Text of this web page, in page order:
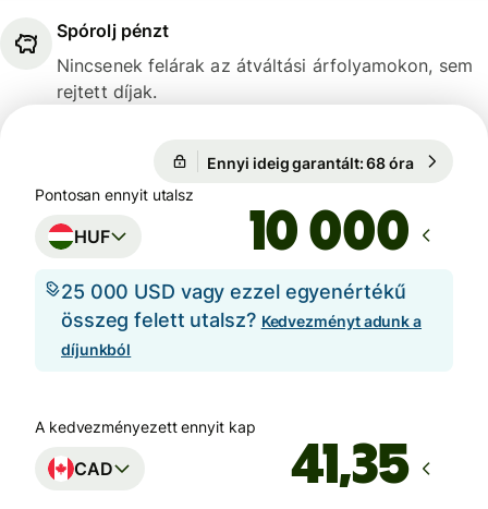
Spórolj pénzt
Nincsenek felárak az átváltási árfolyamokon, sem
rejtett díjak.
Ennyi ideig garantált: 68 óra
Pontosan ennyit utalsz
HUF
25 000 USD vagy ezzel egyenértékű
összeg felett utalsz? Kedvezményt adunk a
díjunkból
A kedvezményezett ennyit kap
CAD